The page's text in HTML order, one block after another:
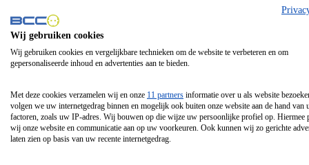
Philips
Schermgrootte 24 Inch
Schermgrootte 85 Inch
Schermgrootte 98 Inch
Tcl
Wij gebruiken cookies
Wij gebruiken cookies en vergelijkbare technieken om de website te verbeteren en om
gepersonaliseerde inhoud en advertenties aan te bieden.
Met deze cookies verzamelen wij en onze 11 partners informatie over u als website
volgen we uw internetgedrag binnen en mogelijk ook buiten onze website aan de hand van
factoren, zoals uw IP-adres. Wij bouwen op die wijze uw persoonlijke profiel op. Hiermee
wij onze website en communicatie aan op uw voorkeuren. Ook kunnen wij zo gerichte
laten zien op basis van uw recente internetgedrag.